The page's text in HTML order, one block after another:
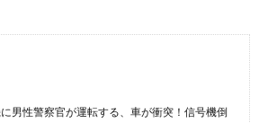
男性警察官が運転する、車が衝突！信号機倒